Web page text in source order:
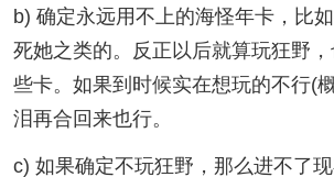
b) 确定永远用不上的海怪年卡，比
死她之类的。反正以后就算玩狂野
些卡。如果到时候实在想玩的不行(
泪再合回来也行。
c) 如果确定不玩狂野，那么进不了